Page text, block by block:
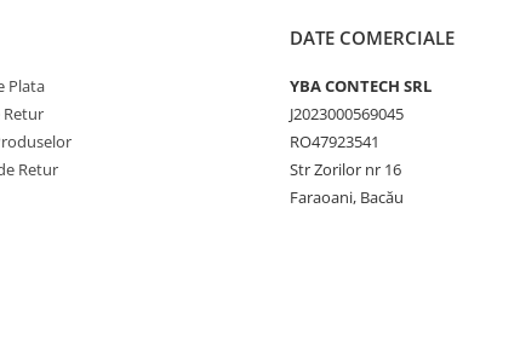
Plata
Retur
Retur
DATE COMERCIALE
YBA CONTECH SRL
J2023000569045
RO47923541
Str Zorilor nr 16
Faraoani, Bacău